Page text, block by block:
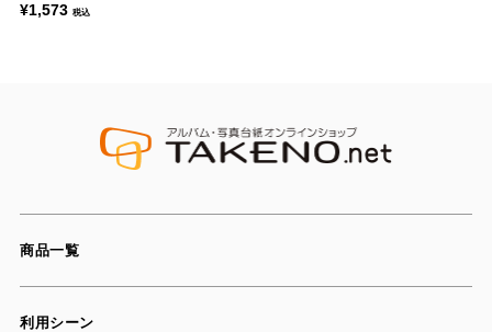
¥1,573 税込
商品一覧
利用シーン